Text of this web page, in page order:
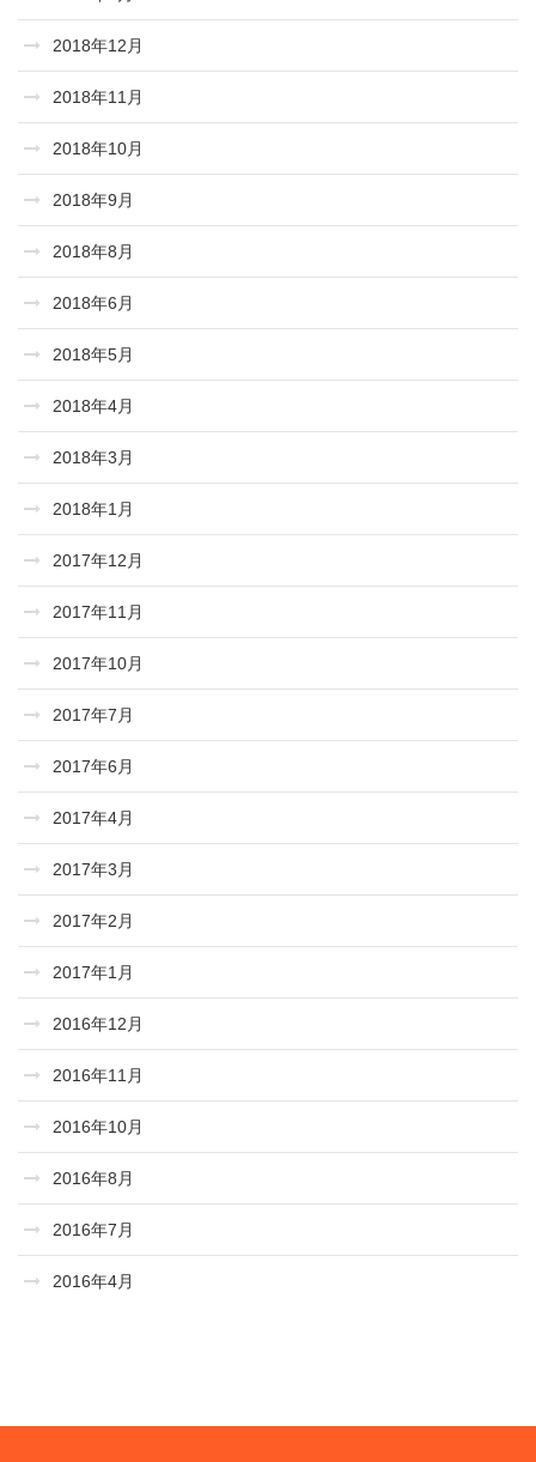
2018年12月
2018年11月
2018年10月
2018年9月
2018年8月
2018年6月
2018年5月
2018年4月
2018年3月
2018年1月
2017年12月
2017年11月
2017年10月
2017年7月
2017年6月
2017年4月
2017年3月
2017年2月
2017年1月
2016年12月
2016年11月
2016年10月
2016年8月
2016年7月
2016年4月